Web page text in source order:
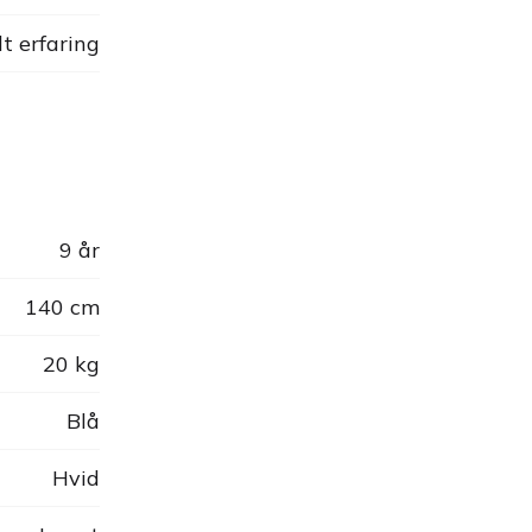
erfaring
9 år
140 cm
20 kg
Blå
Hvid